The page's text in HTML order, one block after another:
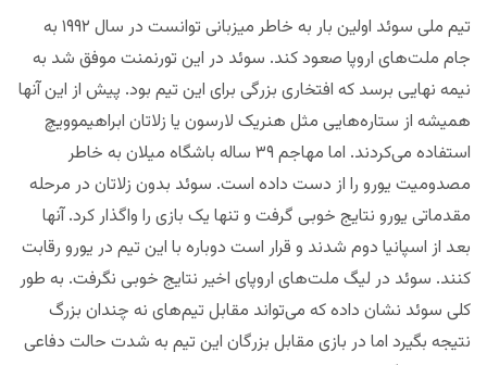
تیم ملی سوئد اولین بار به خاطر میزبانی توانست در سال ۱۹۹۲ به
جام ملت‌های اروپا صعود کند. سوئد در این تورنمنت موفق شد به
نیمه نهایی برسد که افتخاری بزرگی برای این تیم بود. پیش از این آنها
همیشه از ستاره‌هایی مثل هنریک لارسون یا زلاتان ابراهیموویچ
استفاده می‌کردند. اما مهاجم ۳۹ ساله باشگاه میلان به خاطر
مصدومیت یورو را از دست داده است. سوئد بدون زلاتان در مرحله
مقدماتی یورو نتایج خوبی گرفت و تنها یک بازی را واگذار کرد. آنها
بعد از اسپانیا دوم شدند و قرار است دوباره با این تیم در یورو رقابت‌
کنند. سوئد در لیگ ملت‌های اروپای اخیر نتایج خوبی نگرفت. به طور
کلی سوئد نشان داده که می‌تواند مقابل تیم‌های نه چندان بزرگ
نتیجه بگیرد اما در بازی مقابل بزرگان این تیم به شدت حالت دفاعی